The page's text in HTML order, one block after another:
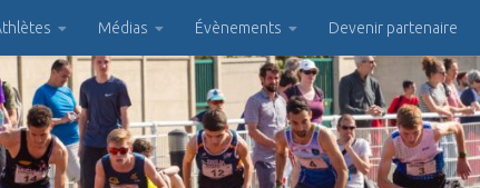
Médias Évènements Devenir partenaire